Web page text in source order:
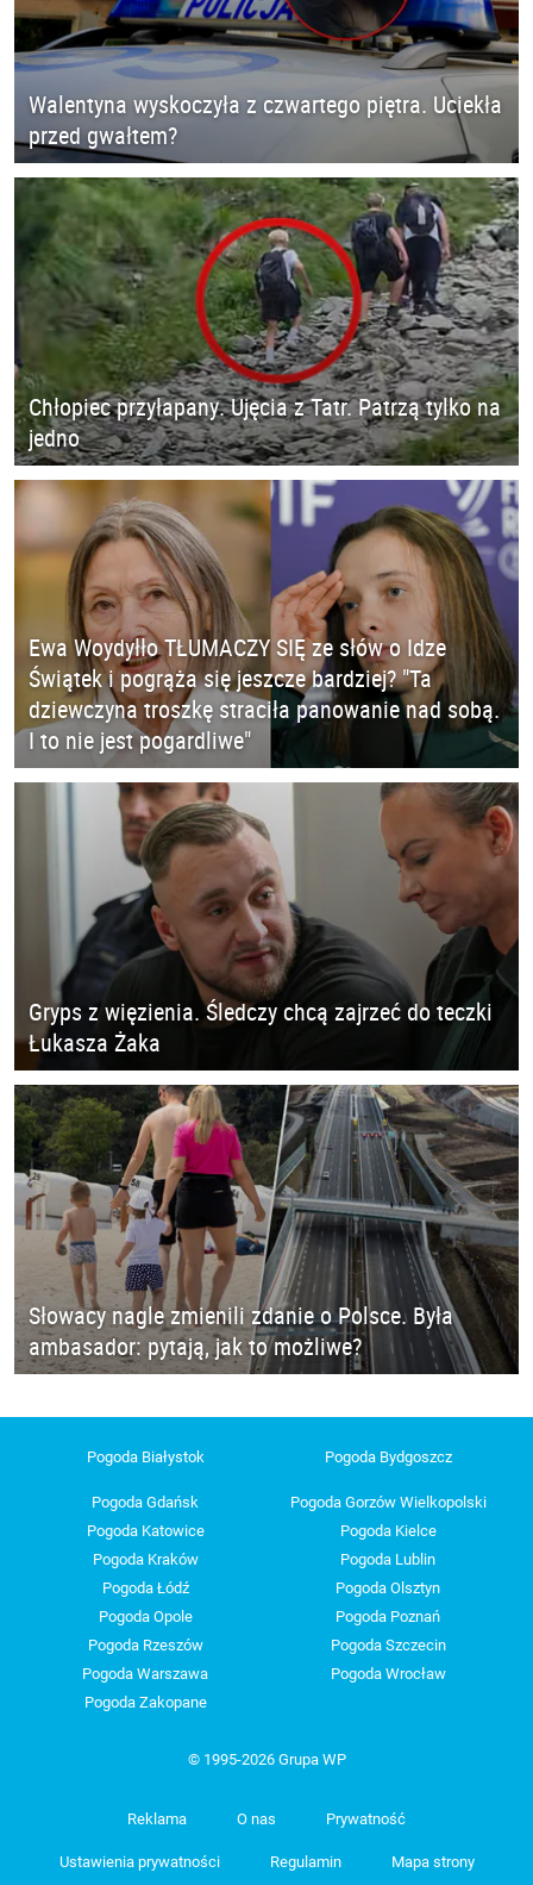
Walentyna wyskoczyła z czwartego piętra. Uciekła
przed gwałtem?
Chłopiec przyłapany. Ujęcia z Tatr. Patrzą tylko na
jedno
Ewa Woydyłło TŁUMACZY SIĘ ze słów o Idze
Świątek i pogrąża się jeszcze bardziej? "Ta
dziewczyna troszkę straciła panowanie nad sobą.
I to nie jest pogardliwe"
Gryps z więzienia. Śledczy chcą zajrzeć do teczki
Łukasza Żaka
Słowacy nagle zmienili zdanie o Polsce. Była
ambasador: pytają, jak to możliwe?
Pogoda Białystok Pogoda Bydgoszcz
Pogoda Gdańsk
Pogoda Gorzów Wielkopolski
Pogoda Katowice
Pogoda Kielce
Pogoda Kraków
Pogoda Lublin
Pogoda Łódź
Pogoda Olsztyn
Pogoda Opole
Pogoda Poznań
Pogoda Rzeszów
Pogoda Szczecin
Pogoda Warszawa
Pogoda Wrocław
Pogoda Zakopane
© 1995-2026 Grupa WP
Reklama O nas Prywatność
Ustawienia prywatności Regulamin Mapa strony